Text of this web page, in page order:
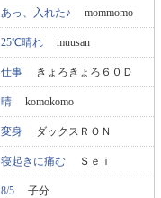
あっ、入れた♪ mommomo
25℃晴れ muusan
仕事 きょろきょろ６０Ｄ
晴 komokomo
変身 ダックスＲＯＮ
寝起きに痛む Ｓｅｉ
8/5 子分